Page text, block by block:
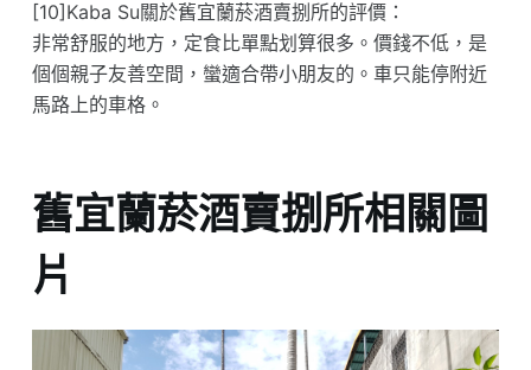
[10]Kaba Su關於舊宜蘭菸酒賣捌所的評價：
非常舒服的地方，定食比單點划算很多。價錢不低，是
個個親子友善空間，蠻適合帶小朋友的。車只能停附近
馬路上的車格。
舊宜蘭菸酒賣捌所相關圖
片